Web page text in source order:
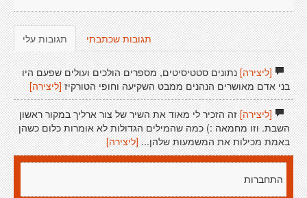
תגובות עלי תגובות שכתבתי
[ליצירה]נתונים סטטיסיטים, מספרים הולכים ועולים שפעם היו
בני אדם מאושרים הנהנים ממבט השקיעה וחופי הטורקיז [ליצירה]
[ליצירה]זה הזכיר לי מאוד את השיר של צור ארליך במקור ראשון
השבת. וזו מחמאה :) כמה שהמילים הגדולות לא אומרות כלום כשהן
באמת מכילות את המשמעות שלהן... [ליצירה]
התחברות